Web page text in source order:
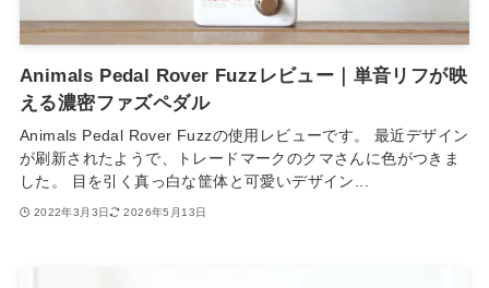
Animals Pedal Rover Fuzzレビュー｜単音リフが映
える濃密ファズペダル
Animals Pedal Rover Fuzzの使用レビューです。 最近デザイン
が刷新されたようで、トレードマークのクマさんに色がつきま
した。 目を引く真っ白な筐体と可愛いデザイン...
2022年3月3日 2026年5月13日